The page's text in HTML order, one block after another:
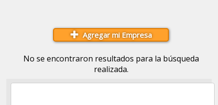
Agregar mi Empresa
No se encontraron resultados para la búsqueda
realizada.